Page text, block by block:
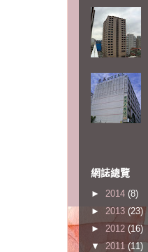
網誌總覽
► 2014 (8)
► 2013 (23)
► 2012 (16)
▼2011 (11)